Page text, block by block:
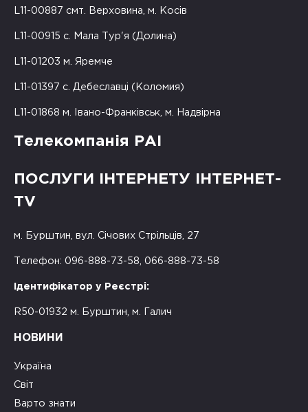
L11-00887 смт. Верховина, м. Косів
L11-00915 с. Мала Тур'я (Долина)
L11-01203 м. Яремче
L11-01397 с. Дебеславці (Коломия)
L11-01868 м. Івано-Франківськ, м. Надвірна
Телекомпанія РАІ
ПОСЛУГИ ІНТЕРНЕТУ ІНТЕРНЕТ-
TV
м. Бурштин, вул. Січових Стрільців, 27
Телефон: 096-888-73-58, 066-888-73-58
Ідентифікатор у Реєстрі:
R50-01932 м. Бурштин, м. Галич
НОВИНИ
Україна
Світ
Варто знати